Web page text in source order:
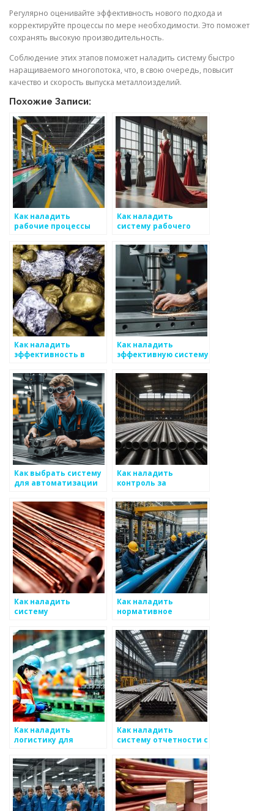
Регулярно оценивайте эффективность нового подхода и
корректируйте процессы по мере необходимости. Это поможет
сохранять высокую производительность.
Соблюдение этих этапов поможет наладить систему быстро
наращиваемого многопотока, что, в свою очередь, повысит
качество и скорость выпуска металлоизделий.
Похожие Записи:
Как наладить
рабочие процессы
для производства
металлоизделий
Как наладить
систему рабочего
начинающих на рынке
металлоизделий
Как наладить
эффективность в
системах для
металлоизделий
Как наладить
эффективную систему
необходимых
инвентарных данных
Как выбрать систему
для автоматизации
металлоизделий
Как наладить
контроль за
металлоизделий
Как наладить
систему
взаимодействии с
клиентами
Как наладить
нормативное
области обработки
металлоизделий
Как наладить
логистику для
реализации
металлоизделий
Как наладить
систему отчетности с
эстетики для
металлоизделий